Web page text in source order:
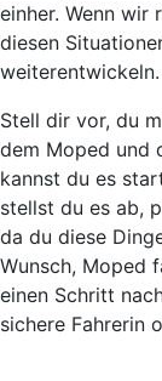
einher. Wenn wir
diesen
weiterentwickeln.
Stell dir vor, du
dem Moped und
kannst du es
stellst du es ab,
da du diese
Wunsch, Moped
einen Schritt
sichere Fahrerin